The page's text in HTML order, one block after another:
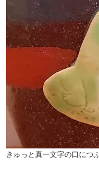
きゅっと真一文字の口につ